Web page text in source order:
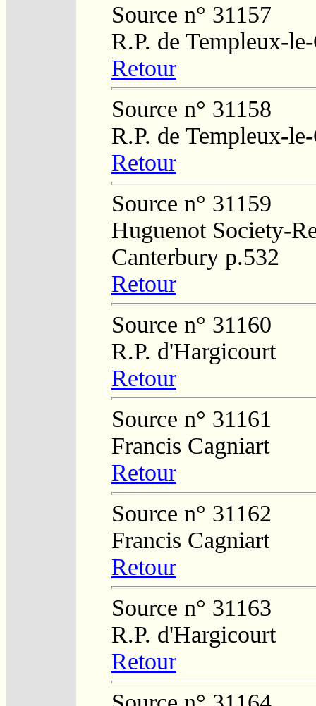
Source n° 31157
R.P. de Templeux-
Retour
Source n° 31158
R.P. de Templeux-
Retour
Source n° 31159
Huguenot Society-
Canterbury p.532
Retour
Source n° 31160
R.P. d'Hargicourt
Retour
Source n° 31161
Francis Cagniart
Retour
Source n° 31162
Francis Cagniart
Retour
Source n° 31163
R.P. d'Hargicourt
Retour